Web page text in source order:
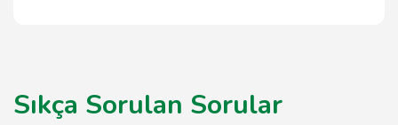
Sıkça Sorulan Sorular